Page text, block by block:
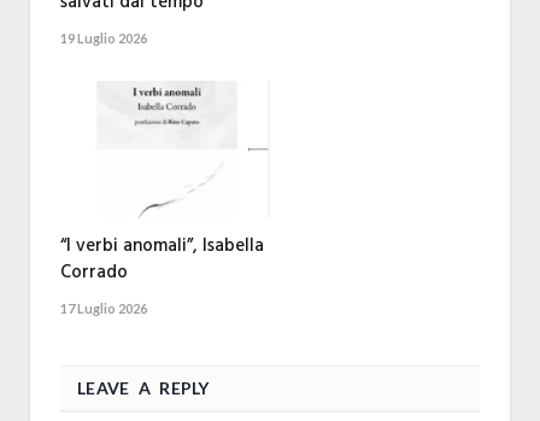
19 Luglio 2026
“I verbi anomali”, Isabella
Corrado
17 Luglio 2026
LEAVE A REPLY